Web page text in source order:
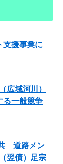
支援事業に
広域河川）
る一般競争
道路メン
翌債）足宗